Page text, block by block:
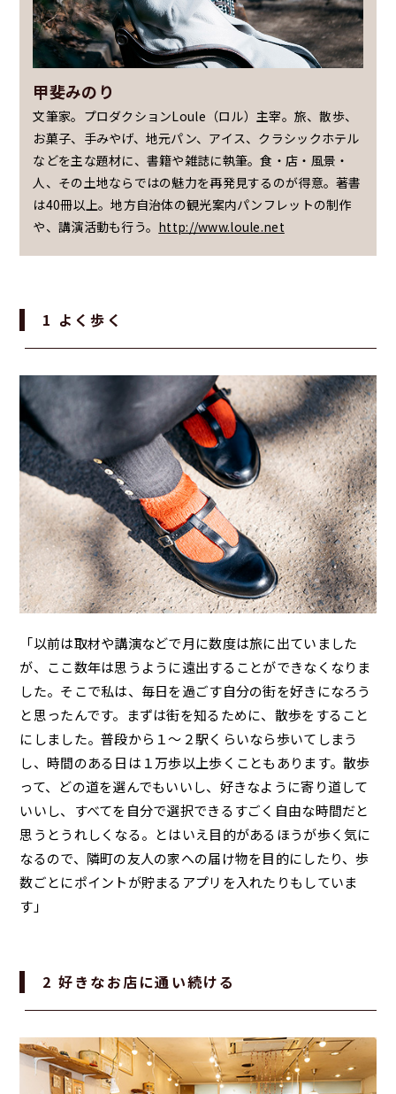
甲斐みのり
文筆家。プロダクションLoule（ロル）主宰。旅、散歩、
お菓子、手みやげ、地元パン、アイス、クラシックホテル
などを主な題材に、書籍や雑誌に執筆。食・店・風景・
人、その土地ならではの魅力を再発見するのが得意。著書
は40冊以上。地方自治体の観光案内パンフレットの制作
や、講演活動も行う。 http://www.loule.net
1 よく歩く
「以前は取材や講演などで月に数度は旅に出ていました
が、ここ数年は思うように遠出することができなくなりま
した。そこで私は、毎日を過ごす自分の街を好きになろう
と思ったんです。まずは街を知るために、散歩をすること
にしました。普段から１〜２駅くらいなら歩いてしまう
し、時間のある日は１万歩以上歩くこともあります。散歩
って、どの道を選んでもいいし、好きなように寄り道して
いいし、すべてを自分で選択できるすごく自由な時間だと
思うとうれしくなる。とはいえ目的があるほうが歩く気に
なるので、隣町の友人の家への届け物を目的にしたり、歩
数ごとにポイントが貯まるアプリを入れたりもしていま
す」
2 好きなお店に通い続ける